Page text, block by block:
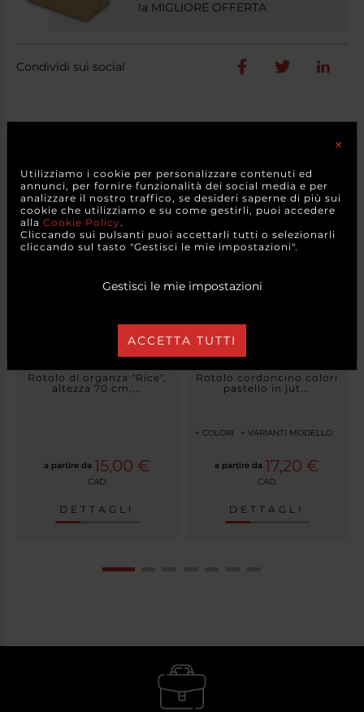
la MIGLIORE OFFERTA
Condividi sui social
Rotolo di organza "Rice",
altezza 70 cm,...
a partire da 15,00 €
CAD.
DETTAGLI
Rotolo cordoncino colori
pastello in jut...
+ COLORI + VARIANTI MODELLO
a partire da 17,20 €
CAD.
DETTAGLI
I colori degli articoli possono variare se provenienti da
diversi lotti di tintura. I colori possono anche apparire in
modo diverso a causa delle variazioni di colore di
monitor e dispositivi mobili.
A causa degli effetti della luce, della luminosità dello
schermo del computer e delle impostazioni di contrasto,
×
Utilizziamo i cookie per personalizzare contenuti ed
annunci, per fornire funzionalità dei social media e per
analizzare il nostro traffico, se desideri saperne di più sui
cookie che utilizziamo e su come gestirli, puoi accedere
alla Cookie Policy.
Cliccando sui pulsanti puoi accettarli tutti o selezionarli
cliccando sul tasto "Gestisci le mie impostazioni".
Gestisci le mie impostazioni
ACCETTA TUTTI